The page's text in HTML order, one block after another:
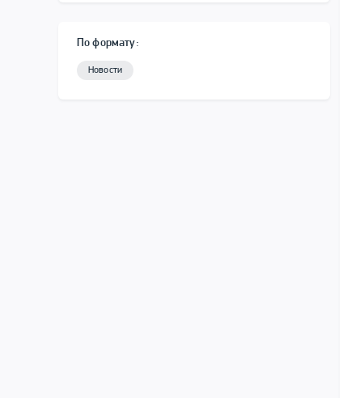
По формату:
Новости